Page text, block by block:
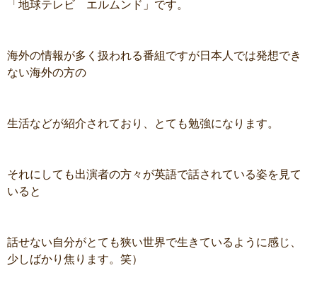
「地球テレビ エルムンド」です。
海外の情報が多く扱われる番組ですが日本人では発想でき
ない海外の方の
生活などが紹介されており、とても勉強になります。
それにしても出演者の方々が英語で話されている姿を見て
いると
話せない自分がとても狭い世界で生きているように感じ、
少しばかり焦ります。笑）